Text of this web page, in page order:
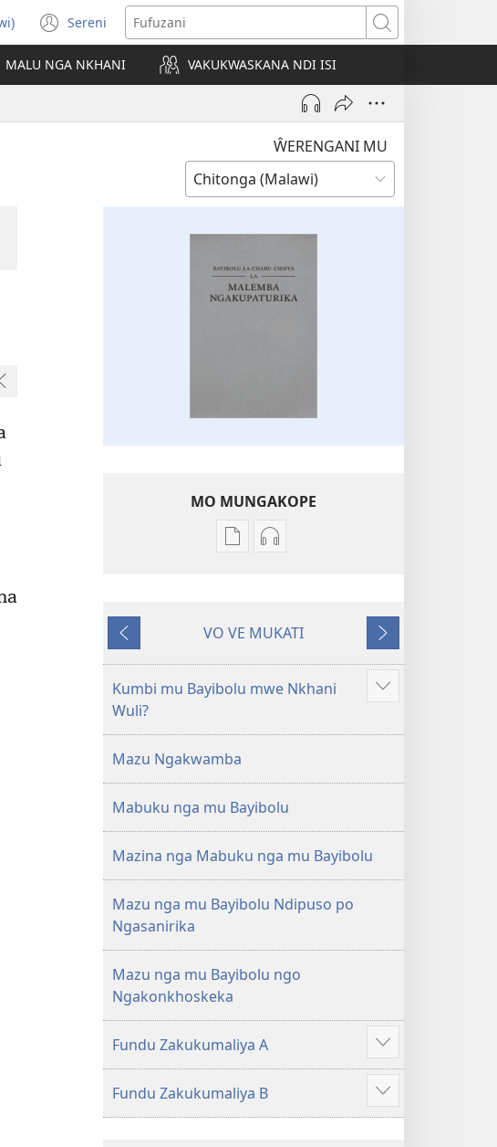
Sereni
(Lajula
Peji
Linyaki)
Fufuzani
MALU NGA NKHANI VAKUKWASKANA NDI ISI
ŴERENGANI MU
MO MUNGAKOPE
Nthowa
la
Chifya
la
Nthowa
vakuvwisiya
Charu
Ngakupaturika
Wereriyani
VO VE MUKATI
Panthazi
Kumbi mu Bayibolu mwe Nkhani
Wuli?
Longoni
Mazu Ngakwamba
Mabuku nga mu Bayibolu
Mazina nga Mabuku nga mu Bayibolu
Mazu nga mu Bayibolu Ndipuso po
Ngasanirika
Mazu nga mu Bayibolu ngo
Ngakonkhoskeka
Fundu Zakukumaliya A
Longoni
vinyaki
Fundu Zakukumaliya B
Longoni
vinyaki